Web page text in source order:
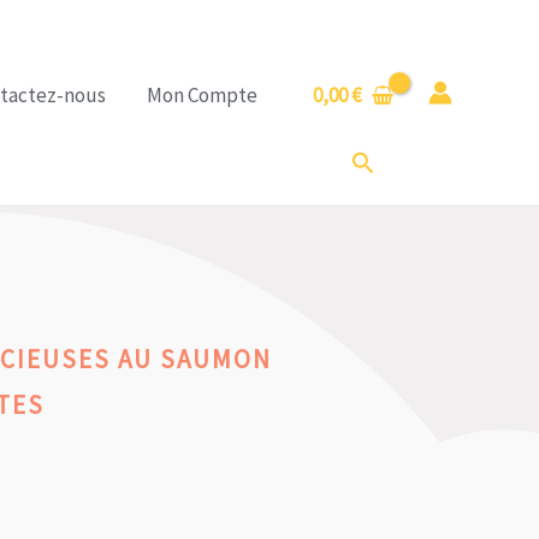
nous Mon Compte 0,00€
Rechercher
AU SAUMON